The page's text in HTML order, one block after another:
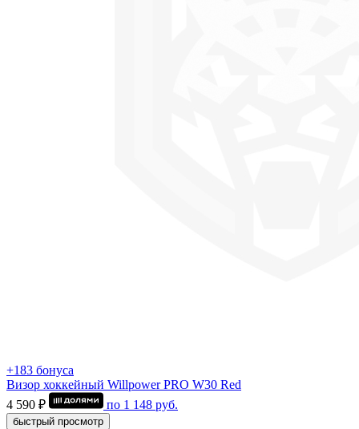
+183 бонуса
Визор хоккейный Willpower PRO W30 Red
4 590 ₽
по 1 148 руб.
быстрый просмотр